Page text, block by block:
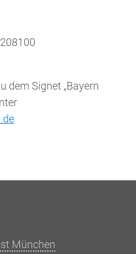
dem Signet „Bayern
München